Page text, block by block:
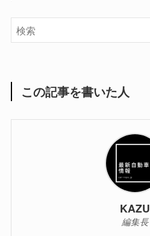
この記事を書いた人
KAZU
編集長